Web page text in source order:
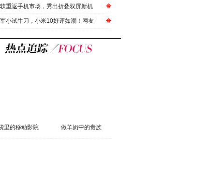
重返手机市场，秀出折叠双屏新机
小试牛刀，小米10好评如潮！网友
里的移动影院 做羊奶中的贵族